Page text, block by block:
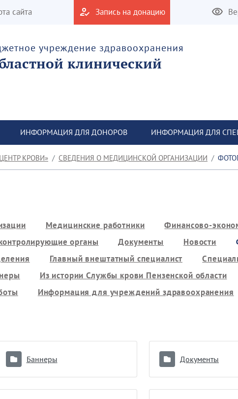
сайта Запись на донацию
учреждение здравоохранения
клинический
ИНФОРМАЦИЯ ДЛЯ ДОНОРОВ ИНФОРМАЦИЯ ДЛЯ
КРОВИ» СВЕДЕНИЯ О МЕДИЦИНСКОЙ ОРГАНИЗАЦИИ
Медицинские работники
Финансово-
органы Документы Новости
Главный внештатный специалист
Из истории Службы крови Пензенской области
Информация для учреждений здравоохранения
Баннеры Документы